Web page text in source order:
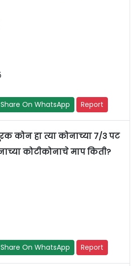
Share On WhatsApp Report
कोन हा त्या कोनाच्या 7/3 पट
कोटीकोनाचे माप किती?
Share On WhatsApp Report